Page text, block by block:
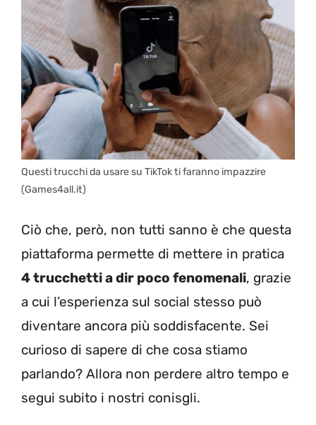
Questi trucchi da usare su TikTok ti faranno impazzire
(Games4all.it)
Ciò che, però, non tutti sanno è che questa
piattaforma permette di mettere in pratica
4 trucchetti a dir poco fenomenali, grazie
a cui l’esperienza sul social stesso può
diventare ancora più soddisfacente. Sei
curioso di sapere di che cosa stiamo
parlando? Allora non perdere altro tempo e
segui subito i nostri conisgli.